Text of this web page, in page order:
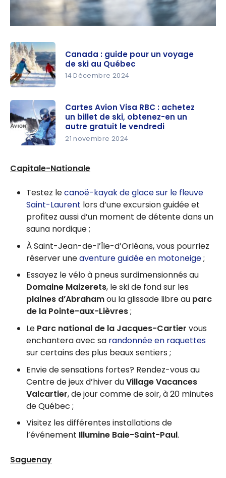
guide pour
un voyage
de ski au
Québec
Canada : guide pour un voyage
de ski au Québec
14 Décembre 2024
Avion Visa
RBC :
achetez un
billet de ski,
obtenez-
en un autre
gratuit le
vendredi
Cartes Avion Visa RBC : achetez
un billet de ski, obtenez-en un
autre gratuit le vendredi
21 novembre 2024
Capitale-Nationale
Testez lecanoë-kayak de glace sur le fleuve
Saint-Laurent lors d’une excursion guidée et
profitez aussi d’un moment de détente dans un
sauna nordique ;
À Saint-Jean-de-l’Île-d’Orléans, vous pourriez
réserver uneaventure guidée en motoneige;
Essayez le vélo à pneus surdimensionnés au
Domaine Maizerets, le ski de fond sur les
plaines d’Abrahamou la glissade libre au parc
de la Pointe-aux-Lièvres;
Le Parc national de la Jacques-Cartier vous
enchantera avec sa randonnée en raquettes
sur certains des plus beaux sentiers ;
Envie de sensations fortes? Rendez-vous au
Centre de jeux d’hiver duVillage Vacances
Valcartier, de jour comme de soir, à 20 minutes
de Québec ;
Visitez les différentes installations de
l’événement Illumine Baie-Saint-Paul.
Saguenay